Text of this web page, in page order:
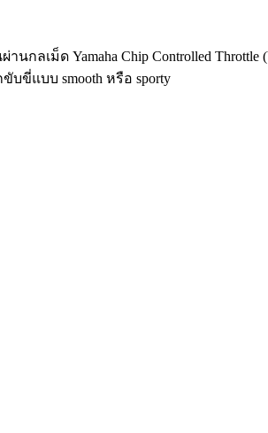
กลเม็ด Yamaha Chip Controlled
บขี่แบบ smooth หรือ sporty